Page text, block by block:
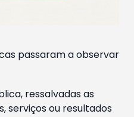
passaram a observar
ressalvadas as
serviços ou resultados